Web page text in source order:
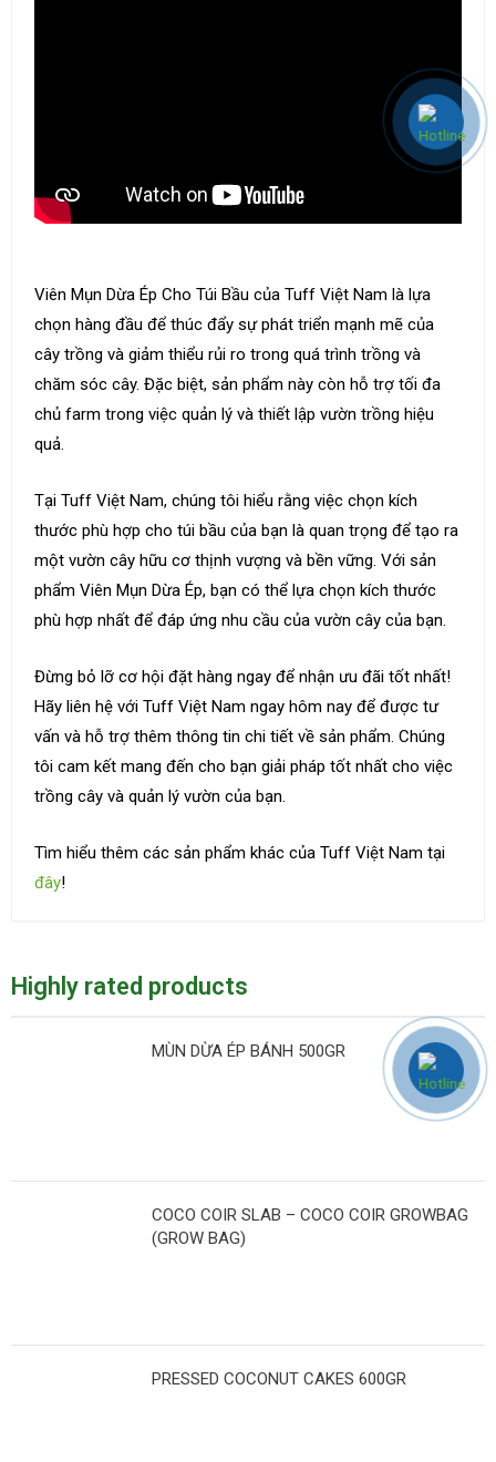
Viên Mụn Dừa Ép Cho Túi Bầu của Tuff Việt Nam là lựa
chọn hàng đầu để thúc đẩy sự phát triển mạnh mẽ của
cây trồng và giảm thiểu rủi ro trong quá trình trồng và
chăm sóc cây. Đặc biệt, sản phẩm này còn hỗ trợ tối đa
chủ farm trong việc quản lý và thiết lập vườn trồng hiệu
quả.
Tại Tuff Việt Nam, chúng tôi hiểu rằng việc chọn kích
thước phù hợp cho túi bầu của bạn là quan trọng để tạo ra
một vườn cây hữu cơ thịnh vượng và bền vững. Với sản
phẩm Viên Mụn Dừa Ép, bạn có thể lựa chọn kích thước
phù hợp nhất để đáp ứng nhu cầu của vườn cây của bạn.
Đừng bỏ lỡ cơ hội đặt hàng ngay để nhận ưu đãi tốt nhất!
Hãy liên hệ với Tuff Việt Nam ngay hôm nay để được tư
vấn và hỗ trợ thêm thông tin chi tiết về sản phẩm. Chúng
tôi cam kết mang đến cho bạn giải pháp tốt nhất cho việc
trồng cây và quản lý vườn của bạn.
Tìm hiểu thêm các sản phẩm khác của Tuff Việt Nam tại
đây!
Highly rated products
MÙN DỪA ÉP BÁNH 500GR
COCO COIR SLAB – COCO COIR GROWBAG
(GROW BAG)
PRESSED COCONUT CAKES 600GR